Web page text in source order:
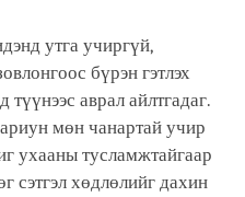
утга учиргүй,
бүрэн гэтлэх
түүнээс аврал айлтгадаг.
ариун мөн чанартай учир
ухааны тусламжтайгаар
сэтгэл хөдлөлийг дахин